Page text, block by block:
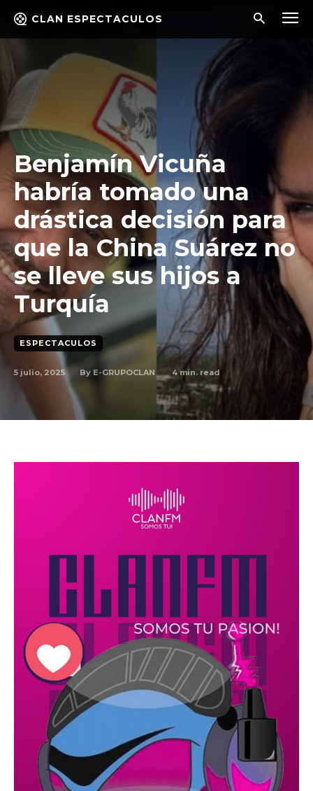
CLAN ESPECTACULOS
Benjamín Vicuña
habría tomado una
drástica decisión para
que la China Suárez no
se lleve sus hijos a
Turquía
ESPECTACULOS
5 julio, 2025 By E-GRUPOCLAN 4min. read